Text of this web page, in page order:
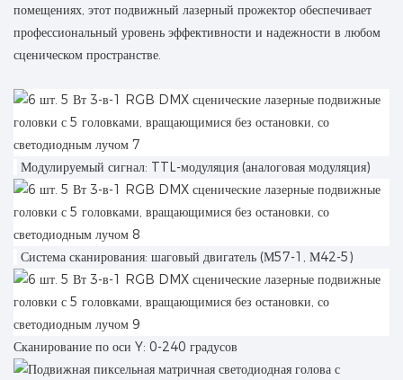
помещениях, этот подвижный лазерный прожектор обеспечивает
профессиональный уровень эффективности и надежности в любом
сценическом пространстве.
Модулируемый сигнал: TTL-модуляция (аналоговая модуляция)
Система сканирования: шаговый двигатель (М57-1, М42-5)
Сканирование по оси Y: 0-240 градусов